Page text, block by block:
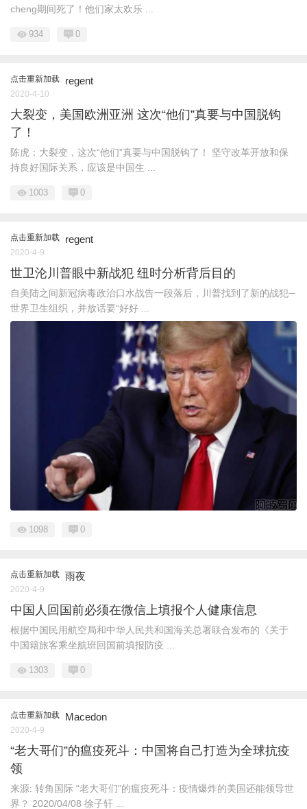
cheng期间死了！他们家太欢乐 ...
934 0
点击重新加载 regent
2020-4-10
大裂变，美国欧洲亚洲 这次“他们”真要与中国脱钩
了！
陈虎：大裂变，这次“他们”真要与中国脱钩了！ 坚守改革开放和保
持良好国际关系，应该是中国生 ...
1003 0
点击重新加载 regent
2020-4-9
世卫沦川普眼中新战犯 纽时分析背后目的
自美陆之间新冠病毒政治口水战告一段落后，川普找到了新的战犯─
世界卫生组织，并放话要“好好 ...
1098 0
点击重新加载 雨夜
2020-4-9
中国人回国前必须在微信上填报个人健康信息
根据中国民用航空局和中华人民共和国海关总署联合发布的《关于
中国籍旅客乘坐航班回国前填报防疫 ...
1303 0
点击重新加载 Macedon
2020-4-9
“老大哥们”的瘟疫死斗：中国将自己打造为全球抗疫
领
来源: 转角国际 “老大哥们”的瘟疫死斗：疫情爆炸的美国还能领导世
界？ 2020/04/08 徐子轩 ...